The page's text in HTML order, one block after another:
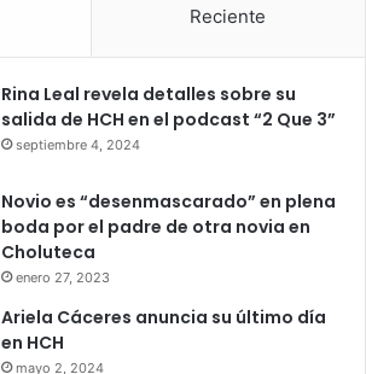
Reciente
Rina Leal revela detalles sobre su
salida de HCH en el podcast “2 Que 3”
septiembre 4, 2024
Novio es “desenmascarado” en plena
boda por el padre de otra novia en
Choluteca
enero 27, 2023
Ariela Cáceres anuncia su último día
en HCH
mayo 2, 2024